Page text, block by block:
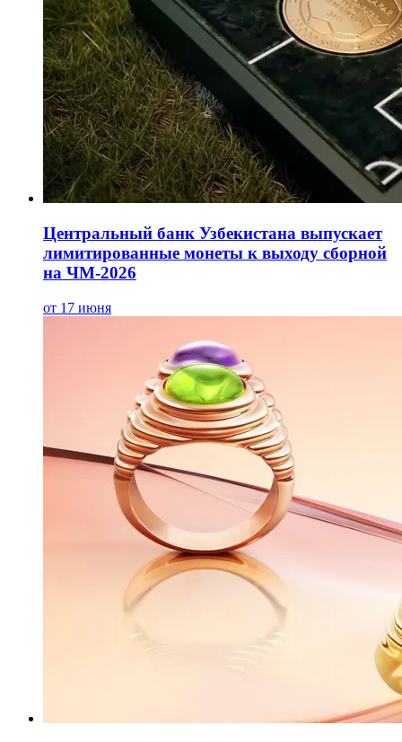
Центральный банк Узбекистана выпускает
лимитированные монеты к выходу сборной
на ЧМ-2026
от 17 июня